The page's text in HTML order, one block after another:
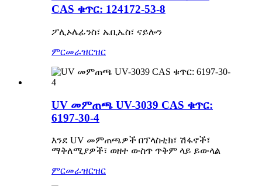
CAS ቁጥር: 124172-53-8
ፖሊኦሌፊንስ፣ ኤቢኤስ፣ ናይሎን
ምርመራዝርዝር
UV መምጠጫ UV-3039 CAS ቁጥር:
6197-30-4
እንደ UV መምጠጫዎች በፕላስቲክ፣ ሽፋኖች፣
ማቅለሚያዎች፣ ወዘተ ውስጥ ጥቅም ላይ ይውላል
ምርመራዝርዝር